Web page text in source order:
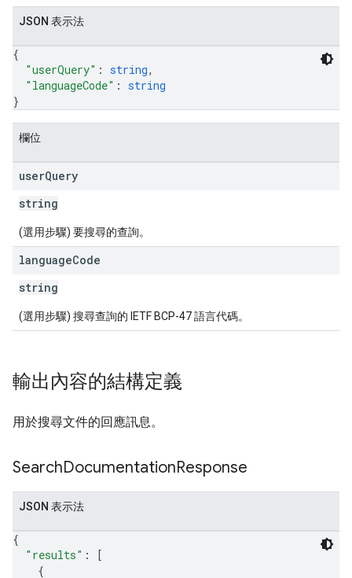
JSON 表示法
{
"userQuery" : string,
"languageCode" : string
}
欄位
userQuery
string
(選用步驟) 要搜尋的查詢。
languageCode
string
(選用步驟) 搜尋查詢的 IETF BCP-47 語言代碼。
輸出內容的結構定義
用於搜尋文件的回應訊息。
SearchDocumentationResponse
JSON 表示法
{
"results" :
[
{